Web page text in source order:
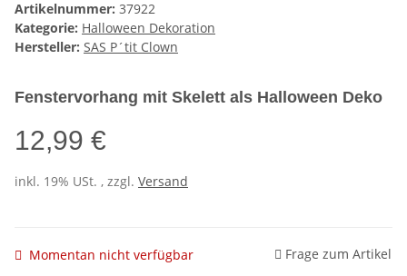
Artikelnummer: 37922
Kategorie: Halloween Dekoration
Hersteller: SAS P´tit Clown
Fenstervorhang mit Skelett als Halloween Deko
12,99 €
inkl. 19% USt. , zzgl. Versand
Momentan nicht verfügbar Frage zum Artikel